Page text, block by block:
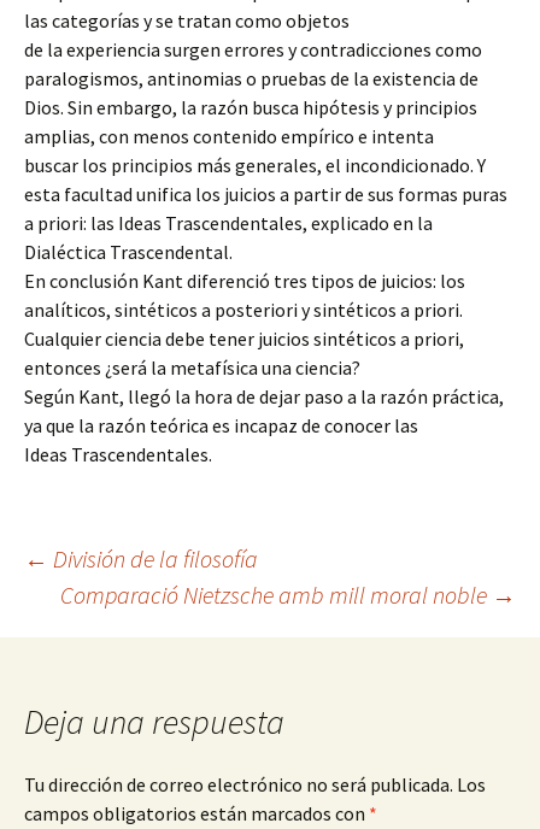
las categorías y se tratan como objetos
de la experiencia surgen errores y contradicciones como
paralogismos, antinomias o pruebas de la existencia de
Dios. Sin embargo, la razón busca hipótesis y principios
amplias, con menos contenido empírico e intenta
buscar los principios más generales, el incondicionado. Y
esta facultad unifica los juicios a partir de sus formas puras
a priori: las Ideas Trascendentales, explicado en la
Dialéctica Trascendental.
En conclusión Kant diferenció tres tipos de juicios: los
analíticos, sintéticos a posteriori y sintéticos a priori.
Cualquier ciencia debe tener juicios sintéticos a priori,
entonces ¿será la metafísica una ciencia?
Según Kant, llegó la hora de dejar paso a la razón práctica,
ya que la razón teórica es incapaz de conocer las
Ideas Trascendentales.
Navegación
de
entradas
← División de la filosofía
Comparació Nietzsche amb mill moral noble →
Deja una respuesta
Tu dirección de correo electrónico no será publicada. Los
campos obligatorios están marcados con *